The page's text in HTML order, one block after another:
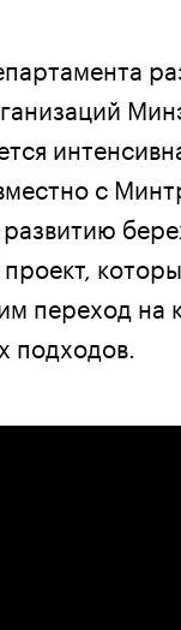
с
переход на
подходов.